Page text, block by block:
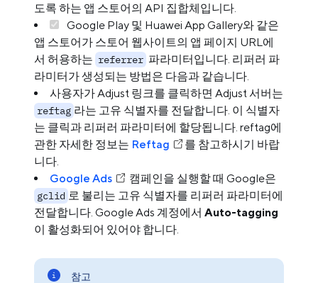
도록 하는 앱 스토어의 API 집합체입니다.
Google Play 및 Huawei App Gallery와 같은
앱 스토어가 스토어 웹사이트의 앱 페이지 URL에
서 허용하는 referrer 파라미터입니다. 리퍼러 파
라미터가 생성되는 방법은 다음과 같습니다.
사용자가 Adjust 링크를 클릭하면 Adjust 서버는
reftag 라는 고유 식별자를 전달합니다. 이 식별자
는 클릭과 리퍼러 파라미터에 할당됩니다. reftag에
관한 자세한 정보는 Reftag
를 참고하시기 바랍
니다.
Google Ads
캠페인을 실행할 때 Google은
gclid 로 불리는 고유 식별자를 리퍼러 파라미터에
전달합니다. Google Ads 계정에서 Auto-tagging
이 활성화되어 있어야 합니다.
참고